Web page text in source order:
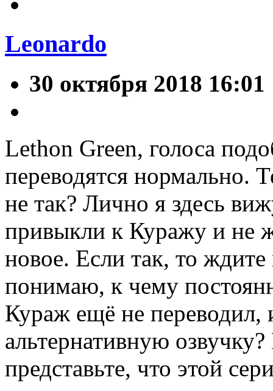
Leonardo
30 октября 2018 16:01
Lethon Green, голоса
переводятся нормально.
не так? Лично я здесь
привыкли к Куражу и не
новое. Если так, то
понимаю, к чему
Кураж ещё не переводил,
альтернативную
представьте, что этой